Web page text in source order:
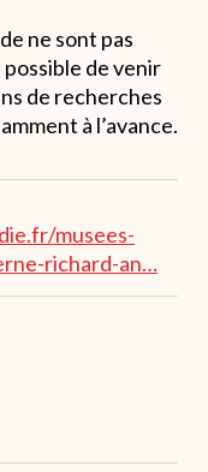
ne sont pas
de venir
de recherches
à l’avance.
musees-
richard-an…